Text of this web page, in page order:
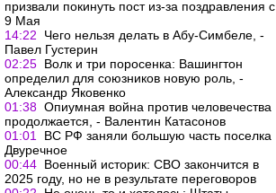
призвали покинуть пост из-за поздравления с
9 Мая
14:22
Чего нельзя делать в Абу-Симбеле, -
Павел Густерин
02:25 Волк и три поросенка: Вашингтон
определил для союзников новую роль, -
Александр Яковенко
01:38 Опиумная война против человечества
продолжается, - Валентин Катасонов
01:01
ВС РФ заняли большую часть поселка
Двуречное
00:44 Военный историк: СВО закончится в
2025 году, но не в результате переговоров